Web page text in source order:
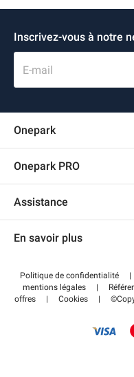
Inscrivez-vous à notre
E-mail
Onepark
Recrutement
Onepark PRO
Accéder à mon espace
Assistance
Centre d'aide
Régler votre stationnement
En savoir plus
Wiki
Guide du stationnement
Politique de confidentialité |
mentions légales
|
offres
| Cookies |